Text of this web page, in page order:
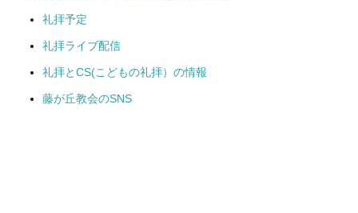
礼拝予定
礼拝ライブ配信
礼拝とCS(こどもの礼拝）の情報
藤が丘教会のSNS